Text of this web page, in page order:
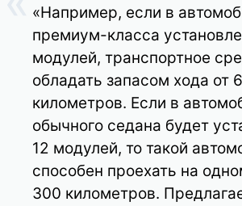
«Например, если в
премиум-класса
модулей, транспортное
обладать запасом хода от
километров. Если в
обычного седана будет
12 модулей, то такой
способен проехать на
300 километров.